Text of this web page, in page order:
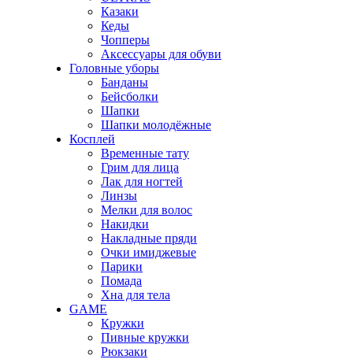
Казаки
Кеды
Чопперы
Аксессуары для обуви
Головные уборы
Банданы
Бейсболки
Шапки
Шапки молодёжные
Косплей
Временные тату
Грим для лица
Лак для ногтей
Линзы
Мелки для волос
Накидки
Накладные пряди
Очки имиджевые
Парики
Помада
Хна для тела
GAME
Кружки
Пивные кружки
Рюкзаки